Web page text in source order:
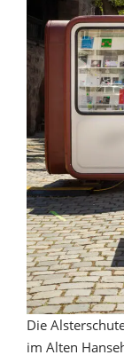
Die
im Alten